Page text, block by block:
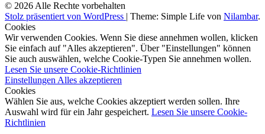
© 2026 Alle Rechte vorbehalten
Stolz präsentiert von WordPress | Theme: Simple Life von Nilambar.
Cookies
Wir verwenden Cookies. Wenn Sie diese annehmen wollen, klicken
Sie einfach auf "Alles akzeptieren". Über "Einstellungen" können
Sie auch auswählen, welche Cookie-Typen Sie annehmen wollen.
Lesen Sie unsere Cookie-Richtlinien
Einstellungen Alles akzeptieren
Cookies
Wählen Sie aus, welche Cookies akzeptiert werden sollen. Ihre
Auswahl wird für ein Jahr gespeichert. Lesen Sie unsere Cookie-
Richtlinien